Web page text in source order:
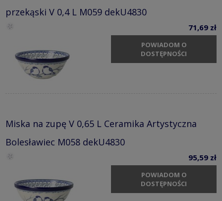
przekąski V 0,4 L M059 dekU4830
71,69 zł
POWIADOM O
DOSTĘPNOŚCI
Miska na zupę V 0,65 L Ceramika Artystyczna
Bolesławiec M058 dekU4830
95,59 zł
POWIADOM O
DOSTĘPNOŚCI